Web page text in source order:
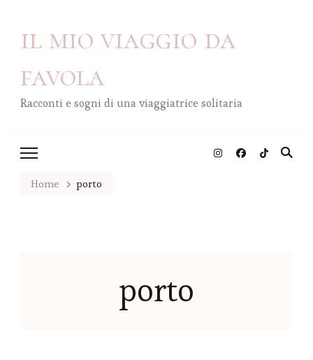
il mio viaggio da
favola
Racconti e sogni di una viaggiatrice solitaria
Home porto
porto